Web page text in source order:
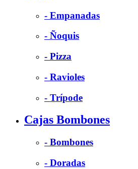
- Empanadas
- Ñoquis
- Pizza
- Ravioles
- Trípode
Cajas Bombones
- Bombones
- Doradas